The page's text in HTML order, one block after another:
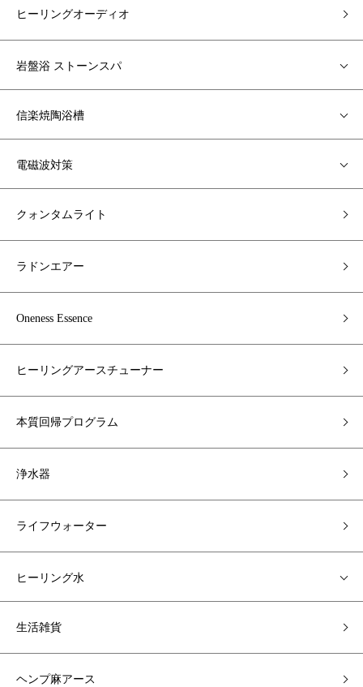
ヒーリングオーディオ
岩盤浴 ストーンスパ
信楽焼陶浴槽
電磁波対策
クォンタムライト
ラドンエアー
Oneness Essence
ヒーリングアースチューナー
本質回帰プログラム
浄水器
ライフウォーター
ヒーリング水
生活雑貨
ヘンプ麻アース